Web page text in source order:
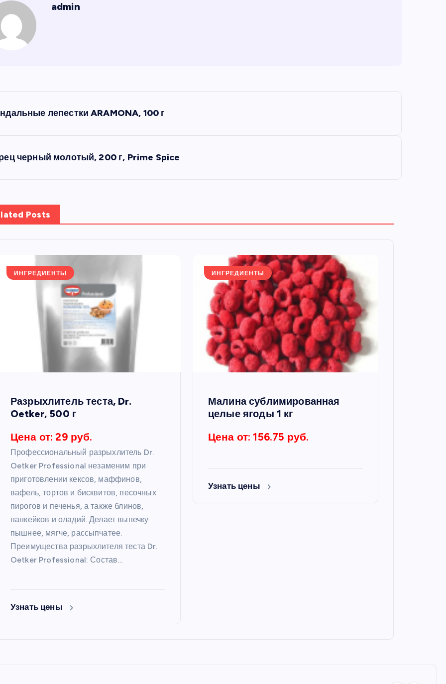
admin
лепестки ARAMONA, 100 г
черный молотый, 200 г, Prime Spice
Posts
ИНГРЕДИЕНТЫ
Разрыхлитель теста, Dr.
Oetker, 500 г
Цена от: 29 руб.
Профессиональный разрыхлитель Dr.
Oetker Professional незаменим при
приготовлении кексов, маффинов,
вафель, тортов и бисквитов, песочных
пирогов и печенья, а также блинов,
панкейков и оладий. Делает выпечку
пышнее, мягче, рассыпчатее.
Преимущества разрыхлителя теста Dr.
Oetker Professional: Состав…
Узнать цены
ИНГРЕДИЕНТЫ
Малина сублимированная
целые ягоды 1 кг
Цена от: 156.75 руб.
Узнать цены